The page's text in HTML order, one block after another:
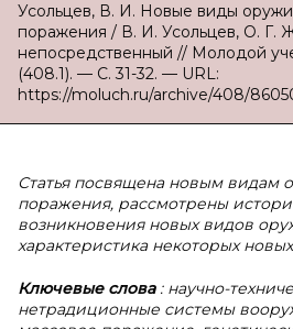
Усольцев, В. И. Новые виды
поражения / В. И. Усольцев, О. Г.
непосредственный // Молодой
(408.1). — С. 31-32. — URL:
https://moluch.ru/archive/408/
Статья посвящена новым видам
поражения, рассмотрены
возникновения новых видов
характеристика некоторых
Ключевые слова : научно-
нетрадиционные системы